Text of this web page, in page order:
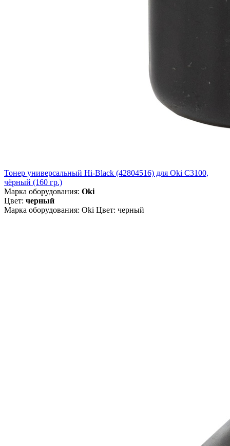
Тонер универсальный Hi-Black (42804516) для Oki С3100,
чёрный (160 гр.)
Марка оборудования: Oki
Цвет: черный
Марка оборудования: Oki Цвет: черный